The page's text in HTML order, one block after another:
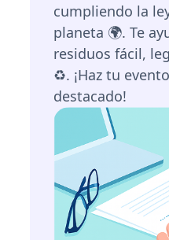
cumpliendo la
planeta 🌍. Te
residuos fácil,
♻️. ¡Haz tu
destacado!